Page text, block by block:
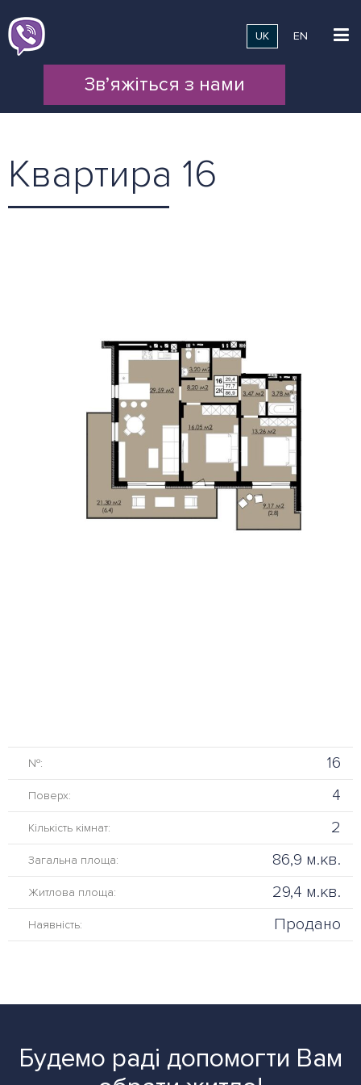
UK EN
Зв’яжіться з нами
Квартира 16
№: 16
Поверх: 4
Кількість кімнат: 2
Загальна площа: 86,9 м.кв.
Житлова площа: 29,4 м.кв.
Наявність: Продано
Будемо раді допомогти Вам